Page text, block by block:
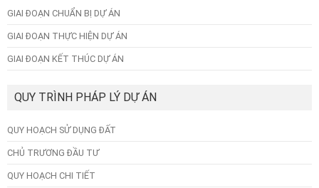
GIAI ĐOẠN CHUẨN BỊ DỰ ÁN
GIAI ĐOẠN THỰC HIỆN DỰ ÁN
GIAI ĐOẠN KẾT THÚC DỰ ÁN
QUY TRÌNH PHÁP LÝ DỰ ÁN
QUY HOẠCH SỬ DỤNG ĐẤT
CHỦ TRƯƠNG ĐẦU TƯ
QUY HOẠCH CHI TIẾT